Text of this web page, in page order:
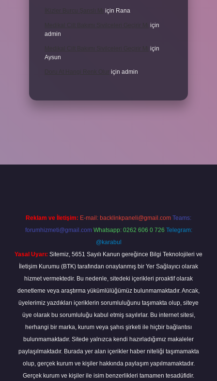
için Rana
için
admin
için
Aysun
için admin
Reklam ve İletişim: E-mail: backlinkpaneli@gmail.com Teams:
forumhizmeti@gmail.com Whatsapp: 0262 606 0 726 Telegram:
@karabul
Yasal Uyarı: Sitemiz, 5651 Sayılı Kanun gereğince Bilgi Teknolojileri ve
İletişim Kurumu (BTK) tarafından onaylanmış bir Yer Sağlayıcı olarak
hizmet vermektedir. Bu nedenle, sitedeki içerikleri proaktif olarak
denetleme veya araştırma yükümlülüğümüz bulunmamaktadır. Ancak,
üyelerimiz yazdıkları içeriklerin sorumluluğunu taşımakta olup, siteye
üye olarak bu sorumluluğu kabul etmiş sayılırlar. Bu internet sitesi,
herhangi bir marka, kurum veya şahıs şirketi ile hiçbir bağlantısı
bulunmamaktadır. Sitede yalnızca kendi hazırladığımız makaleler
paylaşılmaktadır. Burada yer alan içerikler haber niteliği taşımamakta
olup, gerçek kurum ve kişiler hakkında paylaşım yapılmamaktadır.
Gerçek kurum ve kişiler ile isim benzerlikleri tamamen tesadüfidir.